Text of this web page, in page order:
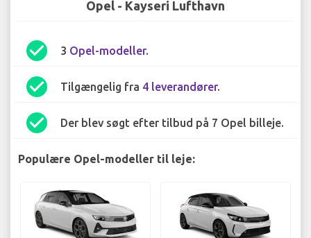
Opel - Kayseri Lufthavn
check_circle 3 Opel-modeller.
check_circle Tilgængelig fra 4 leverandører.
check_circle Der blev søgt efter tilbud på 7 Opel billeje.
Populære Opel-modeller til leje: